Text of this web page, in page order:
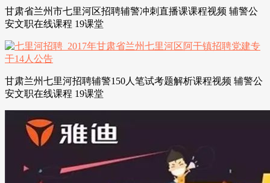
甘肃省兰州市七里河区招聘辅警冲刺直播课课程视频 辅警公
安文职在线课程 19课堂
甘肃兰州七里河招聘辅警150人笔试考题解析课程视频 辅警公
安文职在线课程 19课堂